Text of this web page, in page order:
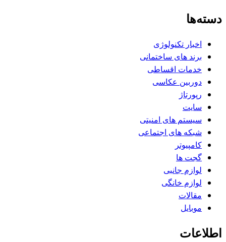
دسته‌ها
اخبار تکنولوژی
برند های ساختمانی
خدمات اقساطی
دوربین عکاسی
رپورتاژ
سایت
سیستم های امنیتی
شبکه های اجتماعی
کامپیوتر
گجت ها
لوازم جانبی
لوازم خانگی
مقالات
موبایل
اطلاعات